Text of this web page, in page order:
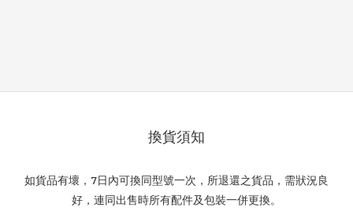
換貨須知
如貨品有壞，7日內可換同型號一次，所退還之貨品，需狀況良
好，連同出售時所有配件及包裝一併更換。